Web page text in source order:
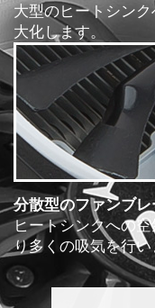
大型のヒートシン
大化します。
分散型のファンブレ
ヒートシンクへの
り多くの吸気を行い